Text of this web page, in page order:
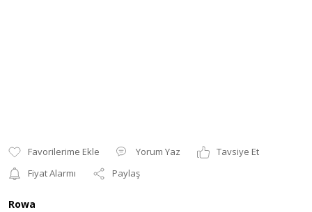
Yorum Yaz
Tavsiye Et
Fiyat Alarmı
Paylaş
Rowa